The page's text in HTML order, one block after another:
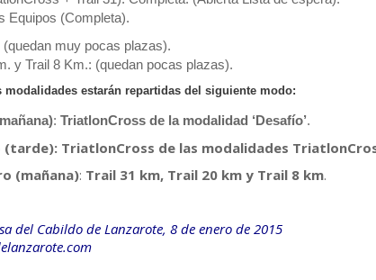
Equipos (Completa).
muy pocas plazas).
y Trail 8 Km.: (quedan pocas plazas).
estarán repartidas del siguiente modo:
: TriatlonCross de la modalidad ‘Desafío’.
TriatlonCross de las modalidades
(mañana): Trail 31 km, Trail 20 km y Trail 8 km.
del Cabildo de Lanzarote, 8 de enero de 2015